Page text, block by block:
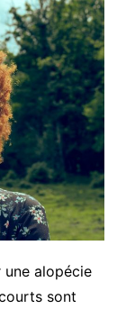
alopécie
sont